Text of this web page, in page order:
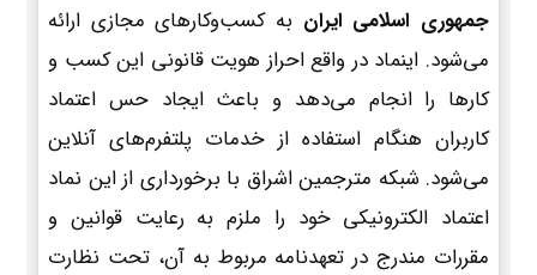
جمهوری اسلامی ایران به کسب‌وکارهای مجازی ارائه
می‌شود. اینماد در واقع احراز هویت قانونی این کسب و
کارها را انجام می‌دهد و باعث ایجاد حس اعتماد
کاربران هنگام استفاده از خدمات پلتفرم‌های آنلاین
می‌شود. شبکه مترجمین اشراق با برخورداری از این نماد
اعتماد الکترونیکی خود را ملزم به رعایت قوانین و
مقررات مندرج در تعهدنامه مربوط به آن، تحت نظارت